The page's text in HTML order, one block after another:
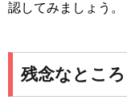
認してみましょう。
残念なところ